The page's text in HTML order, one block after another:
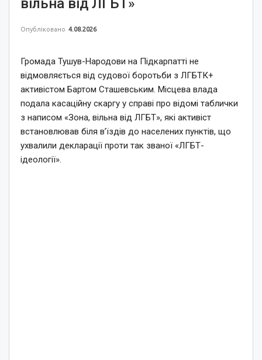
вільна від ЛГБТ»
Опубліковано 4.08.2026
Громада Тушув-Народови на Підкарпатті не
відмовляється від судової боротьби з ЛГБТК+
активістом Бартом Сташевським. Місцева влада
подала касаційну скаргу у справі про відомі таблички
з написом «Зона, вільна від ЛГБТ», які активіст
встановлював біля в’їздів до населених пунктів, що
ухвалили декларації проти так званої «ЛГБТ-
ідеології».